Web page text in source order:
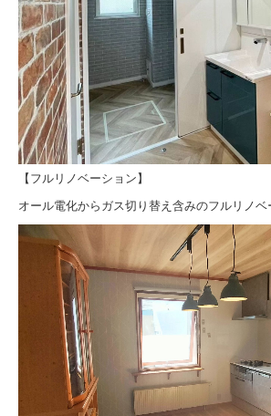
【フルリノベーション】
オール電化からガス切り替え含みのフルリノベ